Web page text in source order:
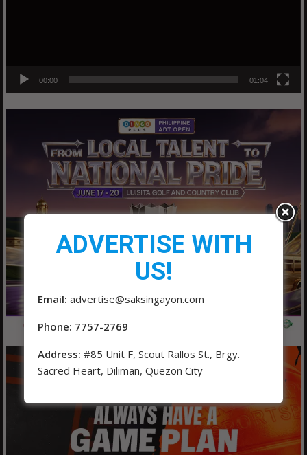
00:00 01:04
ADVERTISE WITH
US!
Email: advertise@saksingayon.com
Phone: 7757-2769
Address: #85 Unit F, Scout Rallos St., Brgy.
Sacred Heart, Diliman, Quezon City